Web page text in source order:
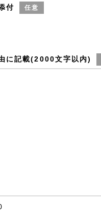
付 任意
に記載(2000文字以内)